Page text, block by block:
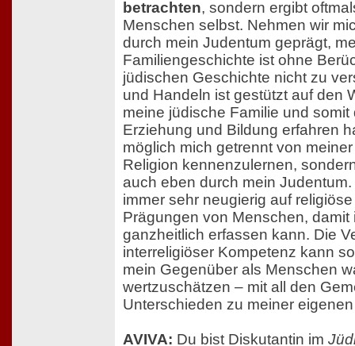
betrachten, sondern ergibt
Menschen selbst. Nehmen wir
durch mein Judentum geprägt,
Familiengeschichte ist ohne
jüdischen Geschichte nicht zu
und Handeln ist gestützt auf den
meine jüdische Familie und
Erziehung und Bildung erfahren
möglich mich getrennt von
Religion kennenzulernen,
auch eben durch mein
immer sehr neugierig auf
Prägungen von Menschen,
ganzheitlich erfassen kann. Die
interreligiöser Kompetenz kann
mein Gegenüber als Menschen
wertzuschätzen – mit all den
Unterschieden zu meiner
AVIVA: Du bist Diskutantin im